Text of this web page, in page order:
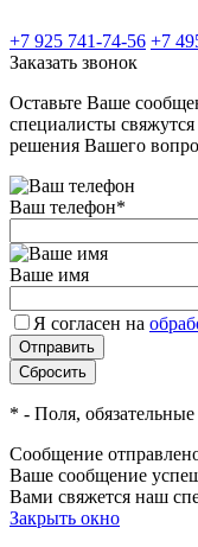
+7 925 741-74-56 +7
Заказать звонок
Оставьте Ваше
специалисты
решения Вашего
Ваш телефон*
Ваше имя
Я согласен на
* - Поля,
Сообщение
Ваше сообщение
Вами свяжется наш
Закрыть окно